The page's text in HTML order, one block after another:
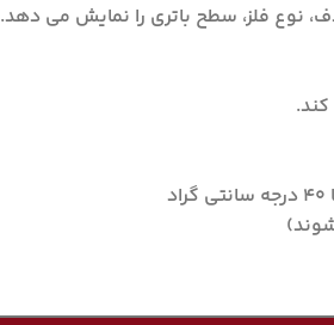
فلز، سطح باتری را نمایش می دهد.